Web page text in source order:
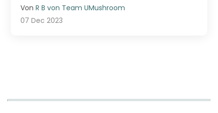
VonR B von Team UMushroom
07 Dec 2023